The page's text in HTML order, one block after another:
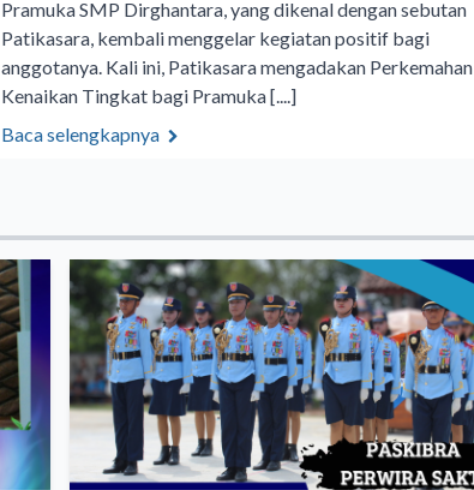
Pramuka SMP Dirghantara, yang dikenal dengan sebutan
Patikasara, kembali menggelar kegiatan positif bagi
anggotanya. Kali ini, Patikasara mengadakan Perkemahan
Kenaikan Tingkat bagi Pramuka [....]
Baca selengkapnya